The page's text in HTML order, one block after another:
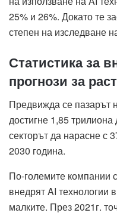
25% и 26%. Докато те
степен на изследване
Статистика за
прогнози за
Предвижда се пазарът
достигне 1,85
секторът да нарасне с
2030 година.
По-големите компании
внедрят AI технологии
малките. През 2021г.